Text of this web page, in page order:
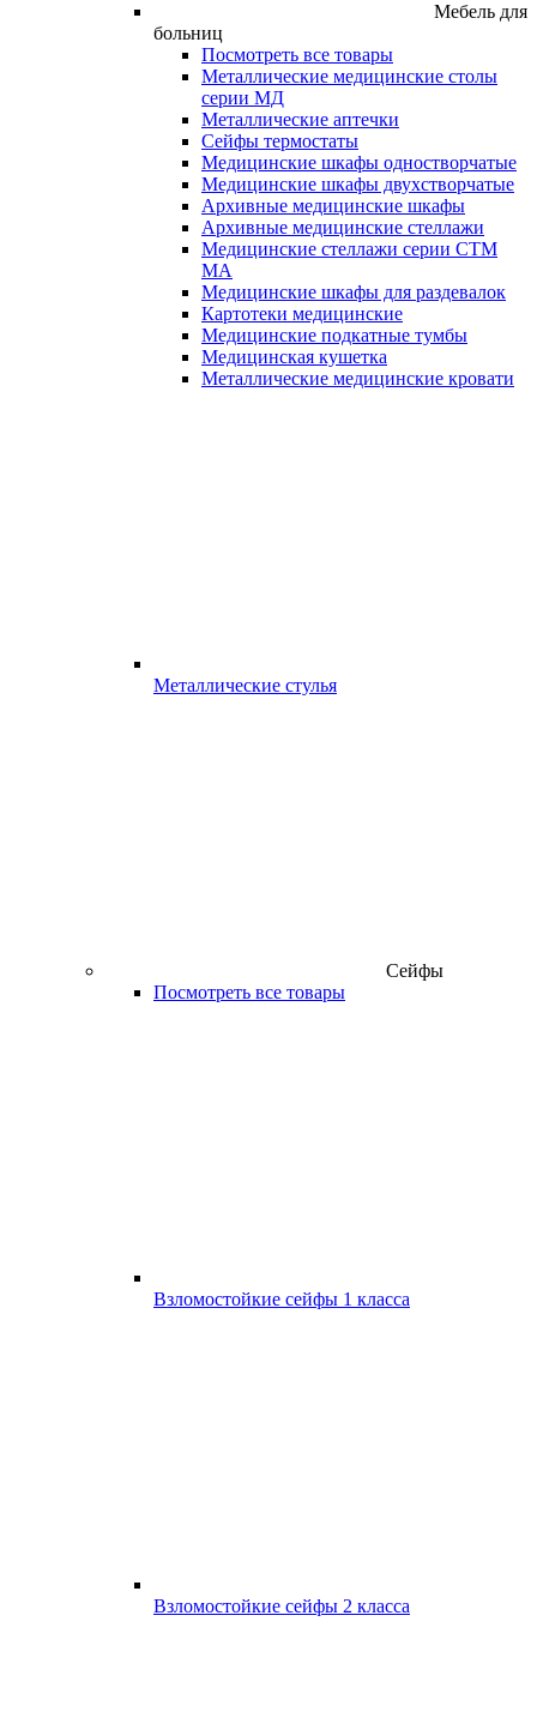
Мебель для
больниц
Посмотреть все товары
Металлические медицинские столы
серии МД
Металлические аптечки
Сейфы термостаты
Медицинские шкафы одностворчатые
Медицинские шкафы двухстворчатые
Архивные медицинские шкафы
Архивные медицинские стеллажи
Медицинские стеллажи серии СТМ
МА
Медицинские шкафы для раздевалок
Картотеки медицинские
Медицинские подкатные тумбы
Медицинская кушетка
Металлические медицинские кровати
Металлические стулья
Сейфы
Посмотреть все товары
Взломостойкие сейфы 1 класса
Взломостойкие сейфы 2 класса